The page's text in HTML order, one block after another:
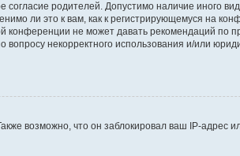
родителей. Допустимо наличие иного
ли это к вам, как к регистрирующемуся на
не может давать рекомендаций по
некорректного использования и/или
возможно, что он заблокировал ваш IP-адрес